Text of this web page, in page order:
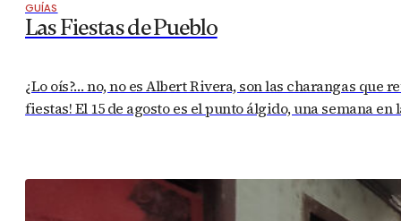
GUÍAS
Las Fiestas de Pueblo
¿Lo oís?… no, no es Albert Rivera, son las charangas
fiestas! El 15 de agosto es el punto álgido, una semana